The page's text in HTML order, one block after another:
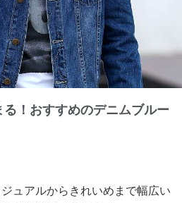
！おすすめのデニムブルー
ュアルからきれいめまで幅広い